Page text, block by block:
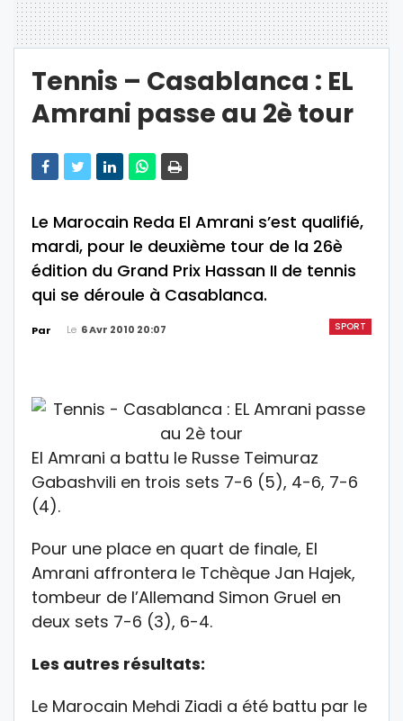
Tennis – Casablanca : EL
Amrani passe au 2è tour
Le Marocain Reda El Amrani s’est qualifié,
mardi, pour le deuxième tour de la 26è
édition du Grand Prix Hassan II de tennis
qui se déroule à Casablanca.
SPORT
Par Le 6 Avr 2010 20:07
El Amrani a battu le Russe Teimuraz
Gabashvili en trois sets 7-6 (5), 4-6, 7-6
(4).
Pour une place en quart de finale, El
Amrani affrontera le Tchèque Jan Hajek,
tombeur de l’Allemand Simon Gruel en
deux sets 7-6 (3), 6-4.
Les autres résultats:
Le Marocain Mehdi Ziadi a été battu par le